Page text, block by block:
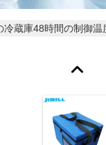
冷蔵庫48時間の制御温